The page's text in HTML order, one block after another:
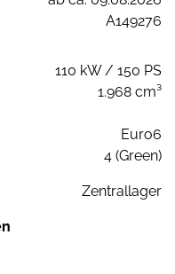
A149276
110 kW / 150 PS
1.968 cm³
Euro6
4 (Green)
Zentrallager